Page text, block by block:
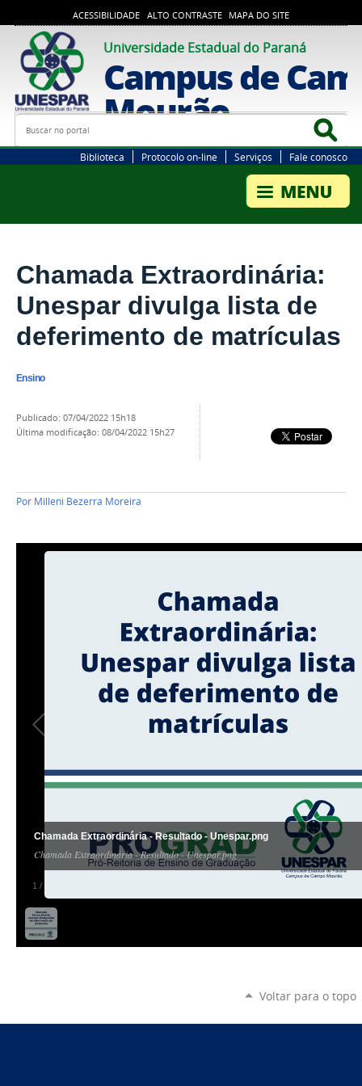
ACESSIBILIDADE ALTO CONTRASTE MAPA DO SITE
Universidade Estadual do Paraná
Campus de
Mourão
Busca
Biblioteca Protocolo on-line Serviços Fale conosco
Chamada Extraordinária:
Unespar divulga lista de
deferimento de matrículas
Ensino
publicado: 07/04/2022 15h18
última modificação: 08/04/2022 15h27
Por Milleni Bezerra Moreira
1 /
Chamada Extraordinária - Resultado - Unespar.png
Chamada Extraordinária - Resultado - Unespar.png
Voltar para o topo